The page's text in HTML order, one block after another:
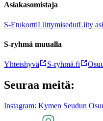
Asiakasomistaja
S-EtukorttiLiittymisedutLiity
S-ryhmä muualla
Yhteishyvä S-ryhmä.fi
Seuraa meitä:
Instagram: Kymen Seudun